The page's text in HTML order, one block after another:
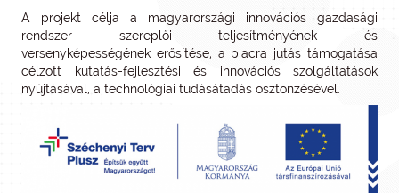
A projekt célja a magyarországi innovációs gazdasági
rendszer szereplői teljesítményének és
versenyképességének erősítése, a piacra jutás támogatása
célzott kutatás-fejlesztési és innovációs szolgáltatások
nyújtásával, a technológiai tudásátadás ösztönzésével.